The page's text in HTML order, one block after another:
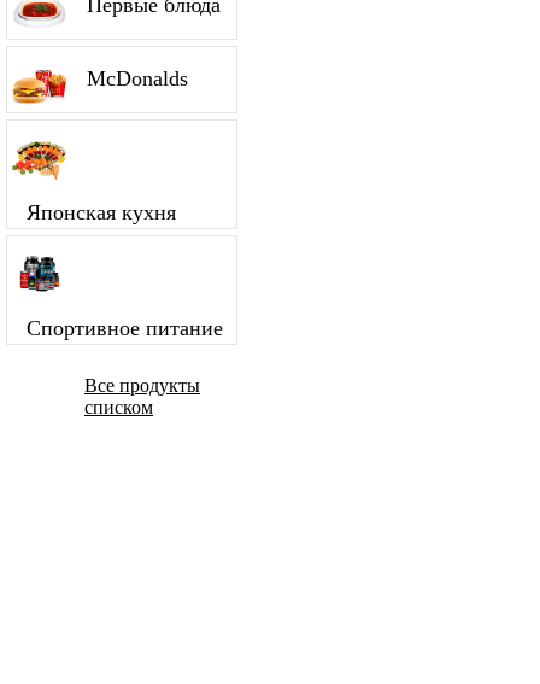
Первые блюда
McDonalds
Японская кухня
Спортивное питание
Все продукты
списком